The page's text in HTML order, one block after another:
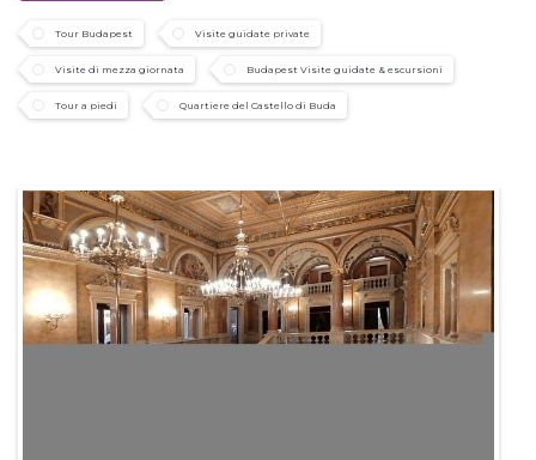
Tour Budapest Visite guidate private
Visite di mezza giornata Budapest Visite guidate & escursioni
Tour a piedi Quartiere del Castello di Buda